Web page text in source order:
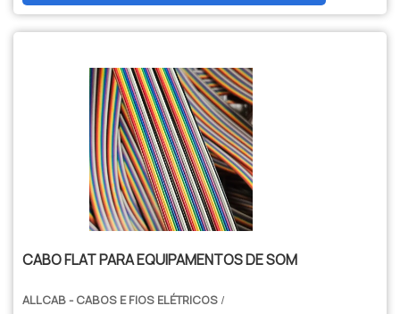
CABO FLAT PARA EQUIPAMENTOS DE SOM
ALLCAB - CABOS E FIOS ELÉTRICOS /